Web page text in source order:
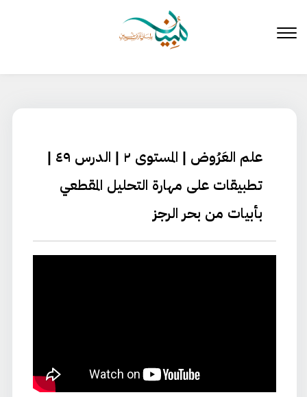
المحتوى
علم العَرُوض | المستوى ٢ | الدرس ٤٩ |
تطبيقات على مهارة التحليل المقطعي
بأبيات من بحر الرجز